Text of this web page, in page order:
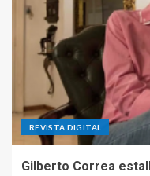
REVISTA DIGITAL
Gilberto Correa